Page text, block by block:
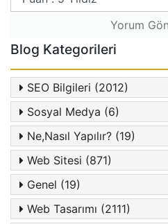
Yorum
Blog Kategorileri
SEO Bilgileri (2012)
Sosyal Medya (6)
Ne,Nasıl Yapılır? (19)
Web Sitesi (871)
Genel (19)
Web Tasarımı (2111)